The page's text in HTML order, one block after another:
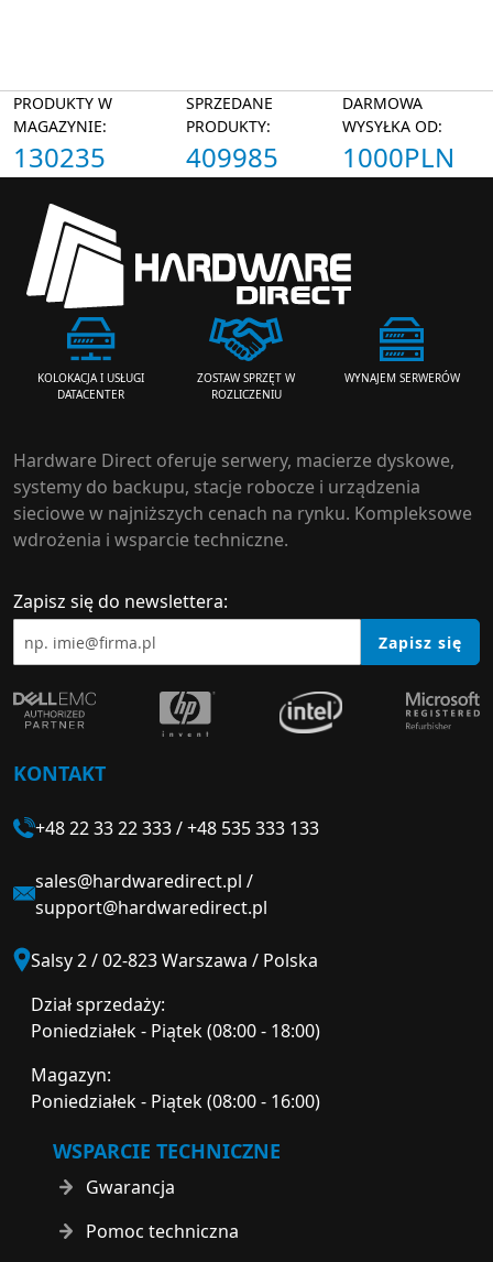
PRODUKTY W
MAGAZYNIE:
130235
SPRZEDANE
PRODUKTY:
409985
DARMOWA
WYSYŁKA OD:
1000PLN
KOLOKACJA I USŁUGI
DATACENTER
ZOSTAW SPRZĘT W
ROZLICZENIU
WYNAJEM SERWERÓW
Hardware Direct oferuje serwery, macierze dyskowe,
systemy do backupu, stacje robocze i urządzenia
sieciowe w najniższych cenach na rynku. Kompleksowe
wdrożenia i wsparcie techniczne.
Zapisz się do newslettera:
Zapisz się
KONTAKT
+48 22 33 22 333/+48 535 333 133
sales@hardwaredirect.pl /
support@hardwaredirect.pl
Salsy 2 / 02-823 Warszawa / Polska
Dział sprzedaży:
Poniedziałek - Piątek (08:00 - 18:00)
Magazyn:
Poniedziałek - Piątek (08:00 - 16:00)
WSPARCIE TECHNICZNE
Gwarancja
Pomoc techniczna